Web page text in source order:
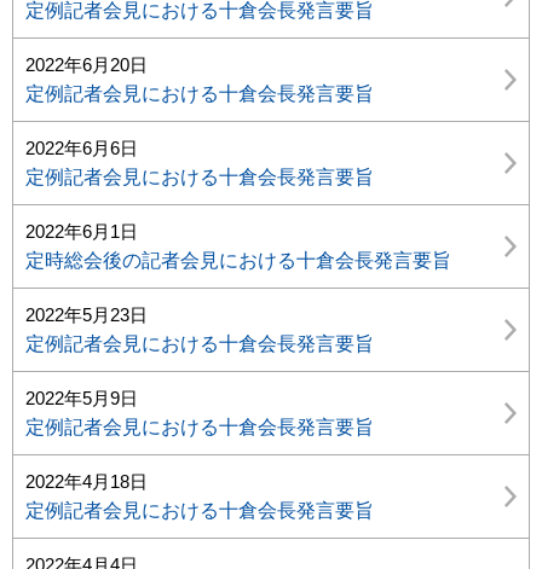
定例記者会見における十倉会長発言要旨
2022年6月20日
定例記者会見における十倉会長発言要旨
2022年6月6日
定例記者会見における十倉会長発言要旨
2022年6月1日
定時総会後の記者会見における十倉会長発言要旨
2022年5月23日
定例記者会見における十倉会長発言要旨
2022年5月9日
定例記者会見における十倉会長発言要旨
2022年4月18日
定例記者会見における十倉会長発言要旨
2022年4月4日